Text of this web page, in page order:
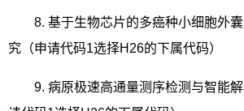
8. 基于生物芯片的多癌种小细胞外
究（申请代码1选择H26的下属代码）
9. 病原极速高通量测序检测与智能